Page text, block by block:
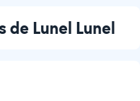
de Lunel Lunel